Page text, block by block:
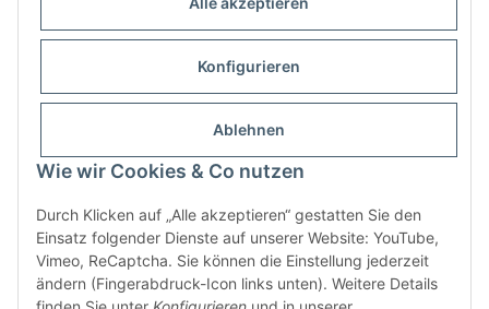
Konfigurieren
Ablehnen
Wie wir Cookies & Co nutzen
Durch Klicken auf „Alle akzeptieren“ gestatten Sie den
Einsatz folgender Dienste auf unserer Website: YouTube,
Vimeo, ReCaptcha. Sie können die Einstellung jederzeit
ändern (Fingerabdruck-Icon links unten). Weitere Details
Informationen
Gesetzliche Informationen